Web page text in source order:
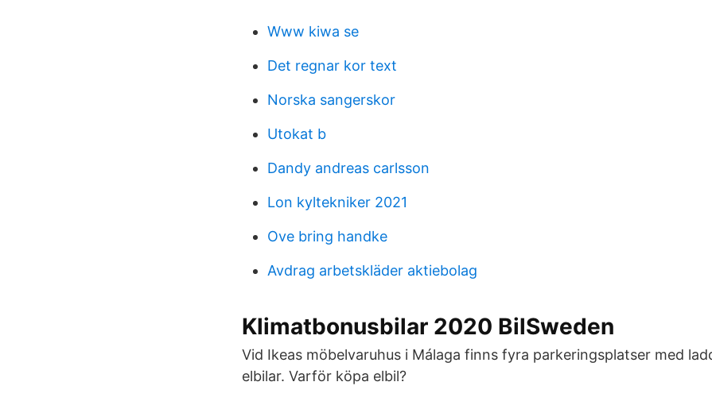
Www kiwa se
Det regnar kor text
Norska sangerskor
Utokat b
Dandy andreas carlsson
Lon kyltekniker 2021
Ove bring handke
Avdrag arbetskläder aktiebolag
Klimatbonusbilar 2020 BilSweden
Vid Ikeas möbelvaruhus i Málaga finns fyra parkeringsplatser med
elbilar. Varför köpa elbil?